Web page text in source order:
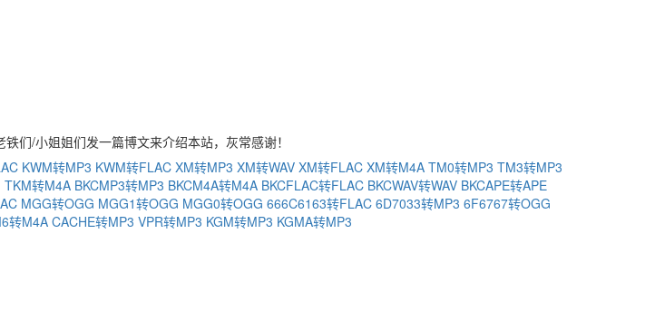
们/小姐姐们发一篇博文来介绍本站，灰常感谢！
KWM转MP3 KWM转FLAC XM转MP3 XM转WAV XM转FLAC XM转M4A TM0转MP3 TM3转MP3
TKM转M4A BKCMP3转MP3 BKCM4A转M4A BKCFLAC转FLAC BKCWAV转WAV BKCAPE转APE
MGG转OGG MGG1转OGG MGG0转OGG 666C6163转FLAC 6D7033转MP3 6F6767转OGG
转M4A CACHE转MP3 VPR转MP3 KGM转MP3 KGMA转MP3